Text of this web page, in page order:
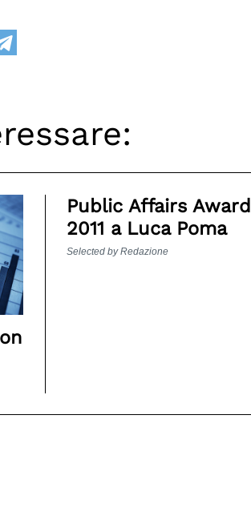
Public Affairs Award
2011 a Luca Poma
Selected by Redazione